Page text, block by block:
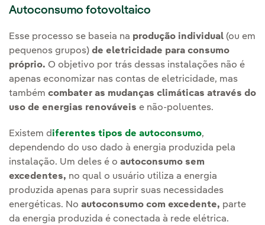
Autoconsumo fotovoltaico
Esse processo se baseia na produção individual (ou em
pequenos grupos) de eletricidade para consumo
próprio. O objetivo por trás dessas instalações não é
apenas economizar nas contas de eletricidade, mas
também combater as mudanças climáticas através do
uso de energias renováveis e não-poluentes.
Existem diferentes tipos de autoconsumo,
dependendo do uso dado à energia produzida pela
instalação. Um deles é o autoconsumo sem
excedentes, no qual o usuário utiliza a energia
produzida apenas para suprir suas necessidades
energéticas. No autoconsumo com excedente, parte
da energia produzida é conectada à rede elétrica.